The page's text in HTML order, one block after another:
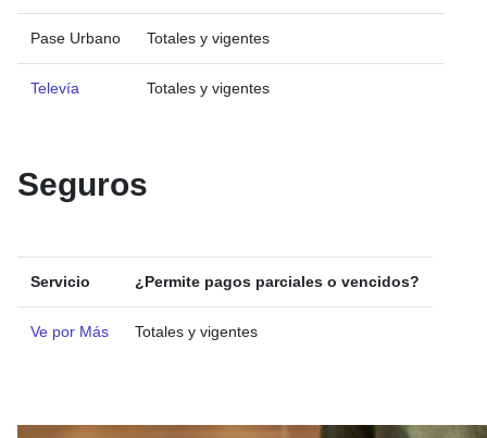
Pase Urbano Totales y vigentes
Televía Totales y vigentes
Seguros
Servicio ¿Permite pagos parciales o vencidos?
Ve por Más Totales y vigentes